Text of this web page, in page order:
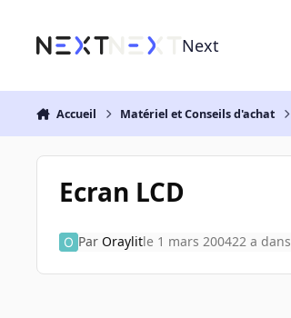
Next
Accueil Matériel et Conseils d'achat
Ecran LCD
Par Oraylitle 1 mars 200422 a dans